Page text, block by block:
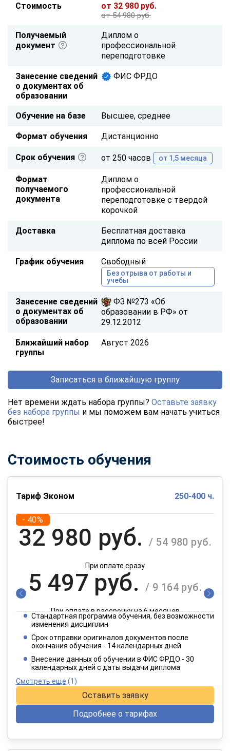
Стоимость от 32 980 руб.
от 54 980 руб.
Получаемый
документ
Диплом о
профессиональной
переподготовке
Занесение сведений
о документах об
образовании
ФИС ФРДО
Обучение на базе Высшее, среднее
Формат обучения Дистанционно
Срок обучения от 250 часов от 1,5 месяца
Формат
получаемого
документа
Диплом о
профессиональной
переподготовке с твердой
корочкой
Доставка
Бесплатная доставка
диплома по всей России
График обучения Свободный
Без отрыва от работы и
учебы
Занесение сведений
о документах об
образовании
ФЗ №273 «Об
образовании в РФ» от
29.12.2012
Ближайший набор
группы
Август 2026
Записаться в ближайшую группу
Нет времени ждать набора группы? Оставьте заявку
без набора группы и мы поможем вам начать учиться
быстрее!
Стоимость обучения
Тариф Эконом 250-400 ч.
- 40%
32 980 руб. / 54 980 руб.
При оплате сразу
5 497 руб. / 9 164 руб.
При оплате в рассрочку на 6 месяцев
2 749 руб.
При оплате в рассрочку на 12 месяцев
Стандартная программа обучения, без возможности
изменения дисциплин
Срок отправки оригиналов документов после
окончания обучения - 14 календарных дней
Внесение данных об обучении в ФИС ФРДО - 30
календарных дней с даты выдачи диплома
Смотреть еще (1)
Оставить заявку
Подробнее о тарифах